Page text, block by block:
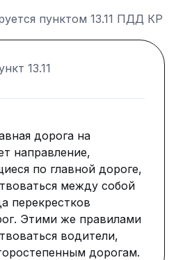
пунктом 13.11 ПДД КР
13.11
дорога на
направление,
по главной дороге,
между собой
перекрестков
Этими же правилами
водители,
дорогам.